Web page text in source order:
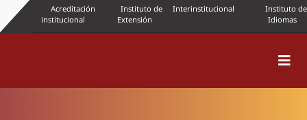
Acreditación
institucional
Instituto de
Extensión
Interinstitucional
Instituto de
Idiomas